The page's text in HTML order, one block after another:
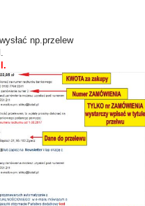
np.przelew